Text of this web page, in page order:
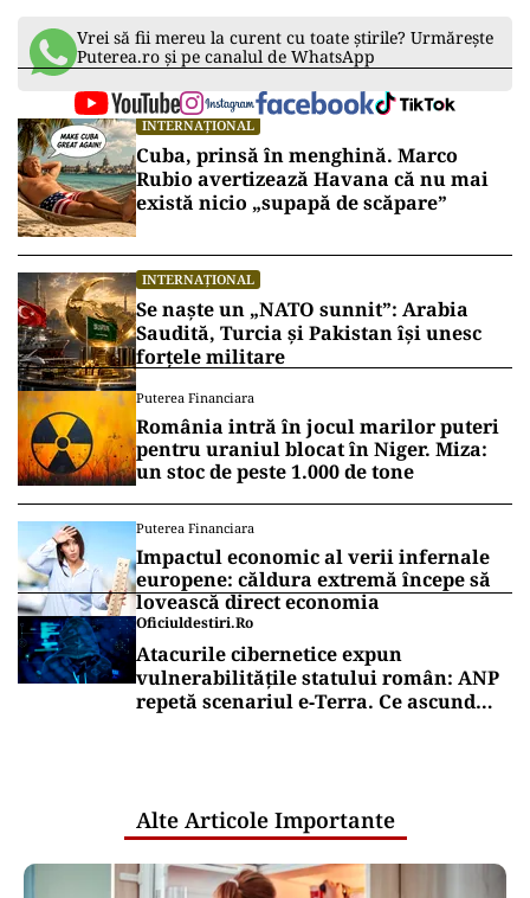
Vrei să fii mereu la curent cu toate știrile? Urmărește
Puterea.ro și pe canalul de WhatsApp
INTERNAȚIONAL
Cuba, prinsă în menghină. Marco
Rubio avertizează Havana că nu mai
există nicio „supapă de scăpare”
INTERNAȚIONAL
Se naște un „NATO sunnit”: Arabia
Saudită, Turcia și Pakistan își unesc
forțele militare
Puterea Financiara
România intră în jocul marilor puteri
pentru uraniul blocat în Niger. Miza:
un stoc de peste 1.000 de tone
Puterea Financiara
Impactul economic al verii infernale
europene: căldura extremă începe să
lovească direct economia
Oficiuldestiri.ro
Atacurile cibernetice expun
vulnerabilitățile statului român: ANP
repetă scenariul e‑Terra. Ce ascund
Alte Articole Importante